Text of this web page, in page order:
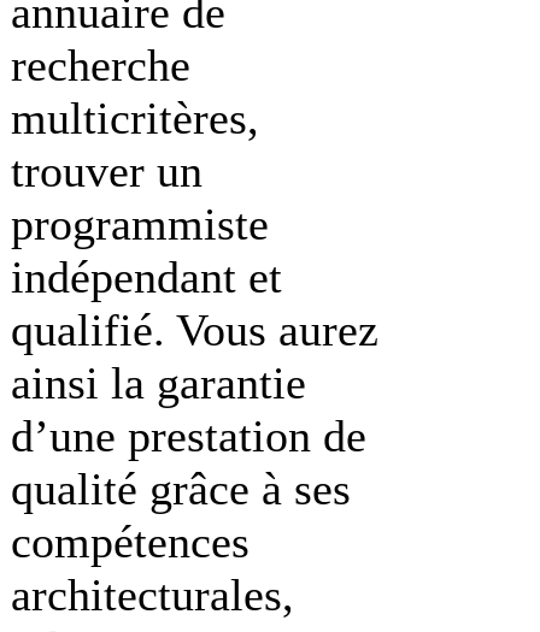
annuaire de
recherche
multicritères,
trouver un
programmiste
indépendant et
qualifié. Vous aurez
ainsi la garantie
d’une prestation de
qualité grâce à ses
compétences
architecturales,